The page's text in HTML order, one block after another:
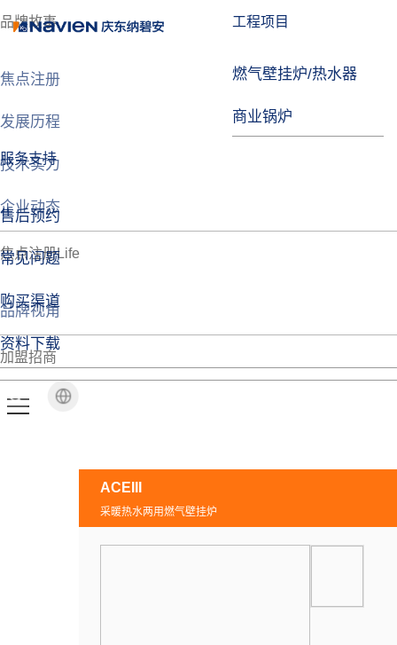
工程项目
燃气壁挂炉/热水器
商业锅炉
服务支持
售后预约
常见问题
购买渠道
资料下载
品牌故事
焦点注册
发展历程
技术实力
企业动态
焦点注册Life
品牌视角
加盟招商
ACEIII
采暖热水两用燃气壁挂炉